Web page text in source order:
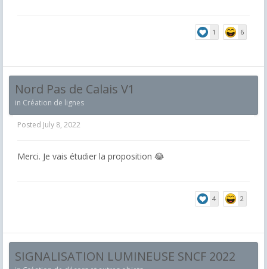
1 6
Nord Pas de Calais V1
in Création de lignes
Posted July 8, 2022
Merci. Je vais étudier la proposition 😂
4 2
SIGNALISATION LUMINEUSE SNCF 2022